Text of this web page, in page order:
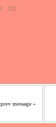
_ 201たし
message «